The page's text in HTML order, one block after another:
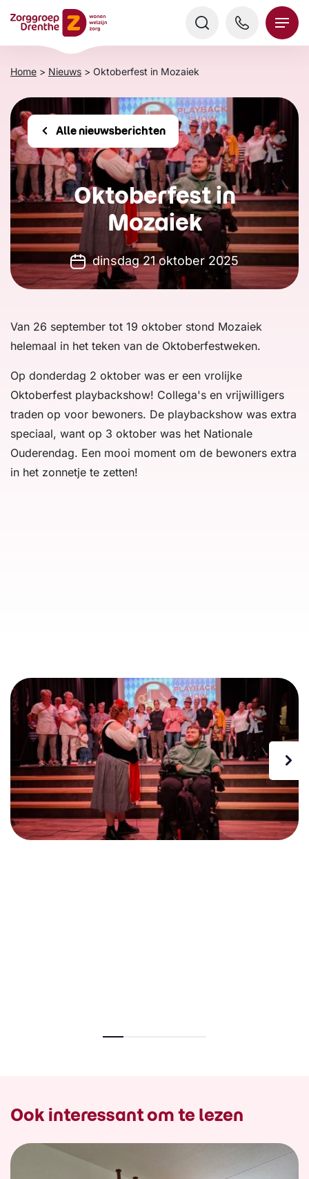
naar
content
Home > Nieuws > Oktoberfest in Mozaiek
Alle nieuwsberichten
Oktoberfest in
Mozaiek
dinsdag 21 oktober 2025
Van 26 september tot 19 oktober stond Mozaiek
helemaal in het teken van de Oktoberfestweken.
Op donderdag 2 oktober was er een vrolijke
Oktoberfest playbackshow! Collega's en vrijwilligers
traden op voor bewoners. De playbackshow was extra
speciaal, want op 3 oktober was het Nationale
Ouderendag. Een mooi moment om de bewoners extra
in het zonnetje te zetten!
Ook interessant om te lezen